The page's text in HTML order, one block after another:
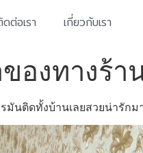
ต่อเรา เกี่ยวกับเรา
องทางร้า
นติดทั้งบ้านเลยสวยน่ารักม